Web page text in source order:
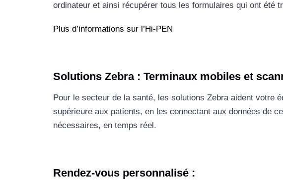
ordinateur et ainsi récupérer tous les formulaires qui ont été
Plus d’informations sur l’Hi-PEN
Solutions Zebra : Terminaux mobiles et
Pour le secteur de la santé, les solutions Zebra aident votre
supérieure aux patients, en les connectant aux données de
nécessaires, en temps réel.
Rendez-vous personnalisé :